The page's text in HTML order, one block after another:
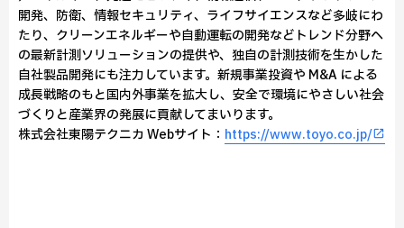
開発、防衛、情報セキュリティ、ライフサイエンスなど多岐にわ
たり、クリーンエネルギーや自動運転の開発などトレンド分野へ
の最新計測ソリューションの提供や、独自の計測技術を生かした
自社製品開発にも注力しています。新規事業投資や M&A による
成長戦略のもと国内外事業を拡大し、安全で環境にやさしい社会
づくりと産業界の発展に貢献してまいります。
株式会社東陽テクニカ Webサイト： https://www.toyo.co.jp/